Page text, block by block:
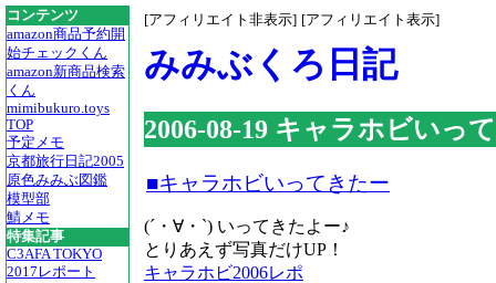
コンテンツ
amazon商品予約開
始チェックくん
amazon新商品検索
くん
mimibukuro.toys
TOP
予定メモ
京都旅行日記2005
原色みみぶ図鑑
模型部
鯖メモ
特集記事
C3AFA TOKYO
2017レポート
[アフィリエイト非表示] [アフィリエイト表示]
みみぶくろ日記
2006-08-19 キャラホビいっ
■キャラホビいってきたー
(´・∀・`) いってきたよー♪
とりあえず写真だけUP！
キャラホビ2006レポ